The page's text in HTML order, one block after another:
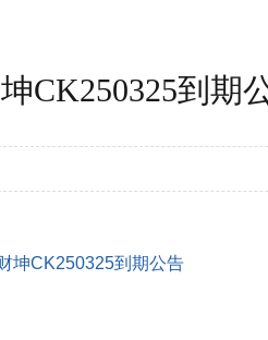
CK250325到期
坤CK250325到期公告